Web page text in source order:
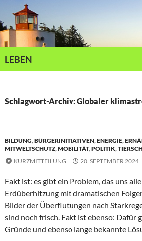
Inhalt
springen
LEBEN
Schlagwort-Archiv: Globaler
BILDUNG,BÜRGERINITIATIVEN,ENERGIE,
MITWELTSCHUTZ,MOBILITÄT,POLITIK,
KURZMITTEILUNG
20. SEPTEMBER 2024
Fakt ist: es gibt ein Problem, das uns
Erdüberhitzung mit dramatischen
Bilder der Überflutungen nach
sind noch frisch. Fakt ist ebenso: Dafür
Gründe und ebenso lange bekannte